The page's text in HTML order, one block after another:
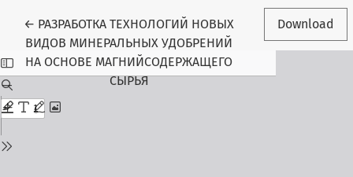
← Return to Article Details
РАЗРАБОТКА ТЕХНОЛОГИЙ НОВЫХ
ВИДОВ МИНЕРАЛЬНЫХ УДОБРЕНИЙ
НА ОСНОВЕ МАГНИЙСОДЕРЖАЩЕГО
СЫРЬЯ
Download